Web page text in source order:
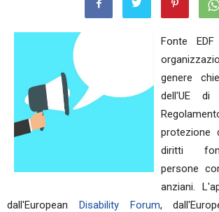
Fonte
genere
dell'UE
protezione
diritti
persone
anziani.
dall'European Disability Forum,